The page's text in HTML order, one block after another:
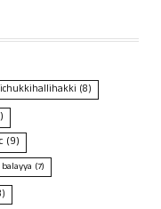
(8)
(9)
balayya (7)